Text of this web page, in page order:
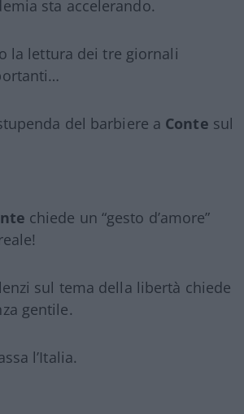
sta accelerando.
la lettura dei tre giornali
del barbiere a Conte sul
chiede un “gesto d’amore”
sul tema della libertà chiede
gentile.
l’Italia.